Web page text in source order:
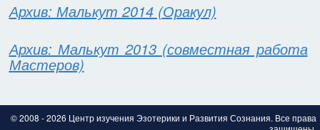
Архив: Малькут 2014 (Оракул)
Архив: Малькут 2013 (совместная работа
Мастеров)
© 2008 - 2026 Центр изучения Эзотерики и Развития Сознания. Все права